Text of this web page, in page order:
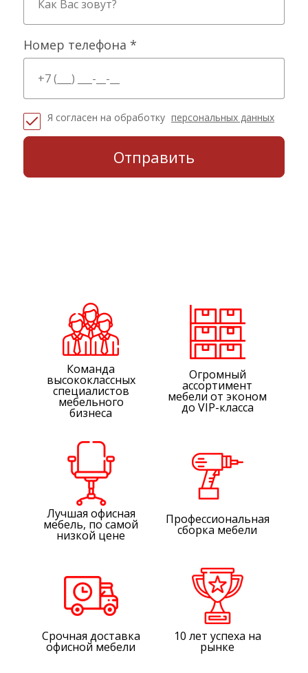
Номер телефона *
Я согласен на обработку персональных данных
Команда
высококлассных
специалистов
мебельного
бизнеса
Огромный
ассортимент
мебели от эконом
до VIP-класса
Лучшая офисная
мебель, по самой
низкой цене
Профессиональная
сборка мебели
Срочная доставка
офисной мебели
10 лет успеха на
рынке